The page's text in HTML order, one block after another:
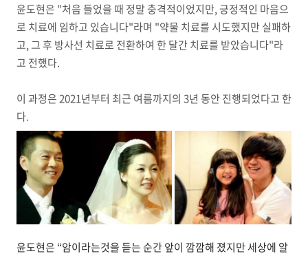
윤도현은 "처음 들었을 때 정말 충격적이었지만, 긍정적인 마음으
로 치료에 임하고 있습니다"라며 "약물 치료를 시도했지만 실패하
고, 그 후 방사선 치료로 전환하여 한 달간 치료를 받았습니다"라
고 전했다.
이 과정은 2021년부터 최근 여름까지의 3년 동안 진행되었다고 한
다.
윤도현은 “암이라는것을 듣는 순간 앞이 깜깜해 졌지만 세상에 알